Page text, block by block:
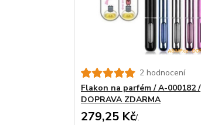
2 hodnocení
Flakon na parfém / A-000182 /
DOPRAVA ZDARMA
279,25 Kč/.